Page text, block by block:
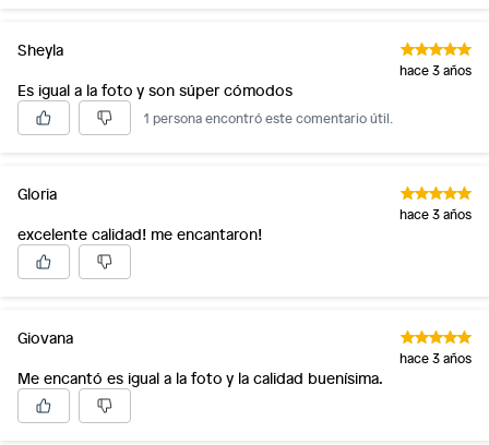
Sheyla
hace 3 años
Es igual a la foto y son súper cómodos
1 persona encontró este comentario útil.
Gloria
hace 3 años
excelente calidad! me encantaron!
Giovana
hace 3 años
Me encantó es igual a la foto y la calidad buenísima.